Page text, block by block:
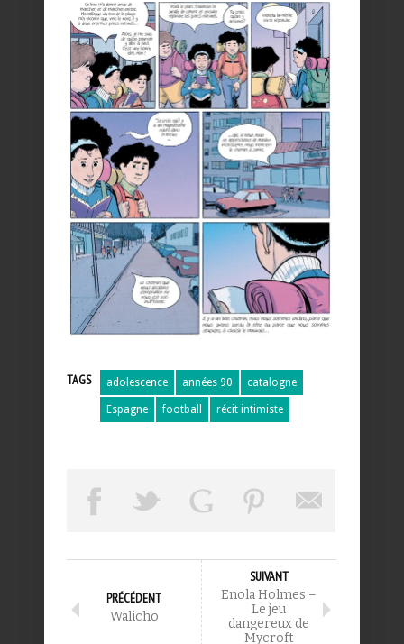
TAGS adolescence années 90 catalogne
Espagne football récit intimiste
PRÉCÉDENT
Walicho
SUIVANT
Enola Holmes –
Le jeu
dangereux de
Mycroft